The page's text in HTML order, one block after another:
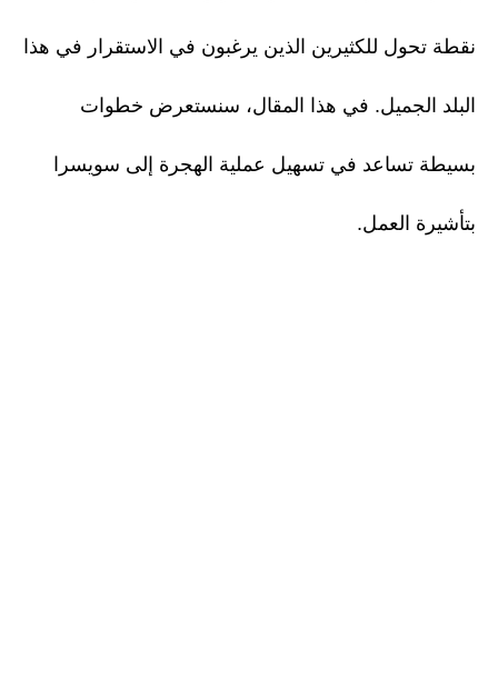
نقطة تحول للكثيرين الذين يرغبون في الاستقرار في هذا
البلد الجميل. في هذا المقال، سنستعرض خطوات
بسيطة تساعد في تسهيل عملية الهجرة إلى سويسرا
بتأشيرة العمل.